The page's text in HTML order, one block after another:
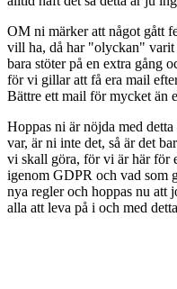
OM ni märker att något gått
vill ha, då har "olyckan"
bara stöter på en extra gång
för vi gillar att få era mail
Bättre ett mail för mycket än
Hoppas ni är nöjda med
var, är ni inte det, så är det
vi skall göra, för vi är här för
igenom GDPR och vad som
nya regler och hoppas nu att
alla att leva på i och med